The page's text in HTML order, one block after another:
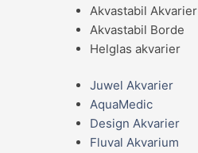
Akvastabil Akvarier
Akvastabil Borde
Helglas akvarier
Juwel Akvarier
AquaMedic
Design Akvarier
Fluval Akvarium